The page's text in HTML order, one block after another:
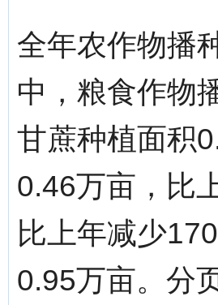
全年农作物播
中，粮食作物
甘蔗种植面积
0.46万亩，比
比上年减少
0.95万亩。分